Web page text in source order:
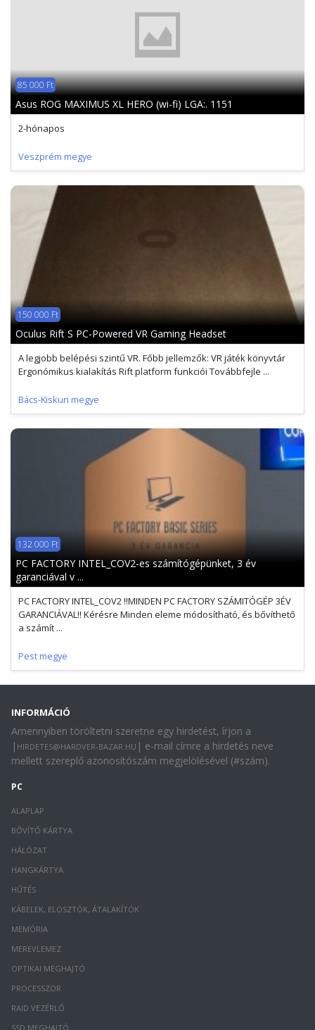
85 000 Ft
Asus ROG MAXIMUS XL HERO (wi-fi) LGA:. 1151
2-hónapos
Veszprém megye
150 000 Ft
Oculus Rift S PC-Powered VR Gaming Headset
A legjobb belépési szintű VR. Főbb jellemzők: VR játék könyvtár
Ergonómikus kialakítás Rift platform funkciói Továbbfejle ...
Bács-Kiskun megye
132 000 Ft
PC FACTORY INTEL_COV2-es számítógépünket, 3 év
garanciával v ...
PC FACTORY INTEL_COV2 !!MINDEN PC FACTORY SZÁMITÓGÉP 3ÉV
GARANCIÁVAL!! Kérésre Minden eleme módosítható, és bővíthető
a számít ...
Pest megye
INFORMÁCIÓ
Amennyiben töröltetni szeretne egy hirdetést, írjon a
| HIRDETES@HARDVER-BAZAR.HU | e-mail címre a hirdetés neve
mellett szereplő azonosítószám megjelölésével (#szám).
PC
ALAPLAP
BŐVÍTŐ KÁRTYA
HÁLÓZAT
HANGKÁRTYA
HŰTÉS
KÁBELEK, ELOSZTÓK, ÁTALAKÍTÓK
MEMÓRIA
MEREVLEMEZ
OPTIKAI MEGHAJTÓ
PROCESSZOR
RAID VEZÉRLŐ
SSD MEGHAJTÓ